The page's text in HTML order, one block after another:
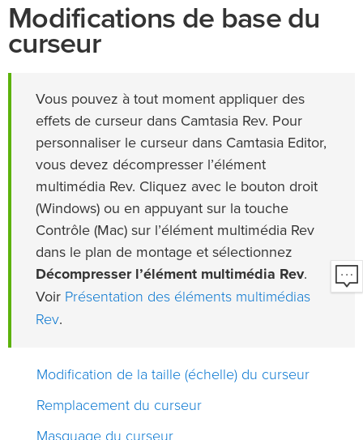
Modifications de base du
curseur
Vous pouvez à tout moment appliquer des
effets de curseur dans Camtasia Rev. Pour
personnaliser le curseur dans Camtasia Editor,
vous devez décompresser l’élément
multimédia Rev. Cliquez avec le bouton droit
(Windows) ou en appuyant sur la touche
Contrôle (Mac) sur l’élément multimédia Rev
dans le plan de montage et sélectionnez
Décompresser l’élément multimédia Rev.
Voir Présentation des éléments multimédias
Rev.
Modification de la taille (échelle) du curseur
Remplacement du curseur
Masquage du curseur